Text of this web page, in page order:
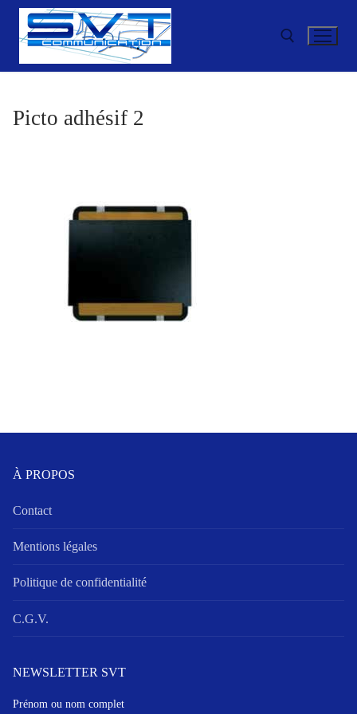
Aller
contenu
Picto adhésif 2
À PROPOS
Contact
Mentions légales
Politique de confidentialité
C.G.V.
NEWSLETTER SVT
Prénom ou nom complet